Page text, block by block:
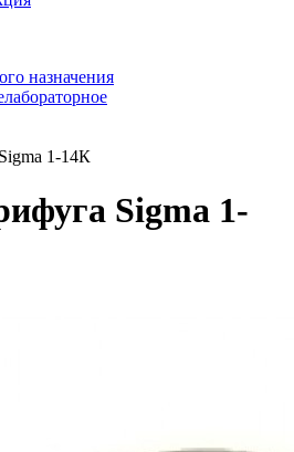
назначения
1-14К
Sigma 1-